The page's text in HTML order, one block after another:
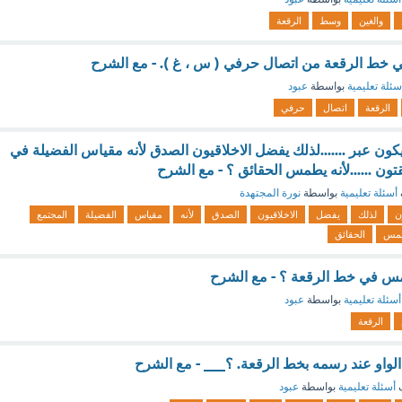
والغين وسط الرقعة
خط الرقعة من اتصال حرفي ( س ، غ ). - مع الشرح
تعليمية بواسطة عبود
الرقعة اتصال حرفي
عبر .......لذلك يفضل الاخلاقيون الصدق لأنه مقياس الفضيلة في
......لأنه يطمس الحقائق ؟ - مع الشرح
أسئلة تعليمية بواسطة نورة المجتهدة
لذلك يفضل الاخلاقيون الصدق لأنه مقياس الفضيلة
المجتمع
الحقائق
في خط الرقعة ؟ - مع الشرح
أسئلة تعليمية بواسطة عبود
الرقعة
عند رسمه بخط الرقعة. ؟___ - مع الشرح
أسئلة تعليمية بواسطة عبود